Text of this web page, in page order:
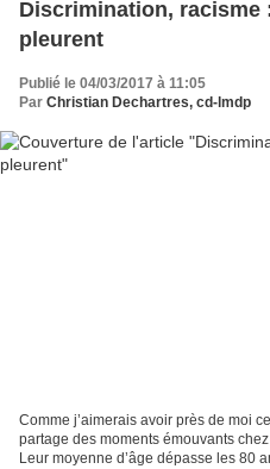
Discrimination, racisme
pleurent
Publié le 04/03/2017 à 11:05
Par Christian Dechartres, cd-lmdp
Comme j’aimerais avoir près de moi
partage des moments émouvants
Leur moyenne d’âge dépasse les 80